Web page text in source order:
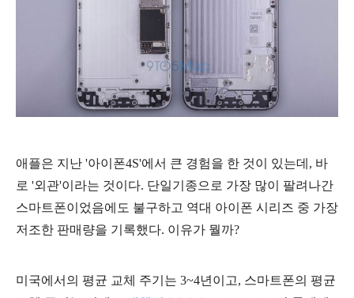
애플은 지난 '아이폰4S'에서 큰 경험을 한 것이 있는데, 바
로 '외관'이라는 것이다. 단일기종으로 가장 많이 팔려나간
스마트폰이었음에도 불구하고 역대 아이폰 시리즈 중 가장
저조한 판매량을 기록했다. 이유가 뭘까?
미국에서의 평균 교체 주기는 3~4년이고, 스마트폰의 평균